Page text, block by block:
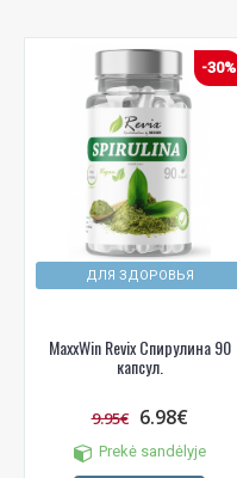
ДЛЯ ЗДОРОВЬЯ
-30%
MaxxWin Revix Спирулина 90
капсул.
9.95€ 6.98€
Prekė sandėlyje